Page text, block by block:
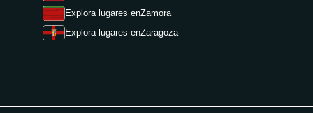
Explora lugares enZamora
Explora lugares enZaragoza